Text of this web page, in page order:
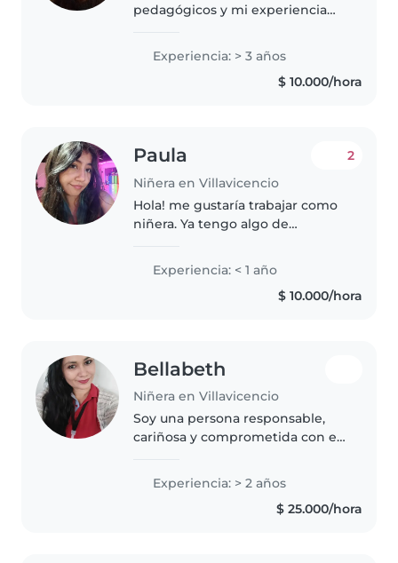
pedagógicos y mi experiencia
area de español, me entusiasma
trabajar con niños ya que
disfruto realizando actividades
Experiencia: > 3 años
$ 10.000/hora
Paula
Niñera en Villavicencio
2
Hola! me gustaría trabajar como
niñera. Ya tengo algo de
enérgica, y además de cuidar
niños, me siento cómoda con
Experiencia: < 1 año
$ 10.000/hora
Bellabeth
Niñera en Villavicencio
Soy una persona responsable,
cariñosa y comprometida con el
Cuento con experiencia como
docente en jardín infantil y
grado de transición, lo que me..
Experiencia: > 2 años
$ 25.000/hora